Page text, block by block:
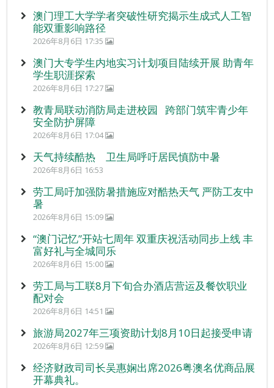
澳门理工大学学者突破性研究揭示生成式人工智
能双重影响路径
2026年8月6日 17:35
澳门大专学生内地实习计划项目陆续开展 助青年
学生职涯探索
2026年8月6日 17:27
教青局联动消防局走进校园 跨部门筑牢青少年
安全防护屏障
2026年8月6日 17:04
天气持续酷热 卫生局呼吁居民慎防中暑
2026年8月6日 16:53
劳工局吁加强防暑措施应对酷热天气 严防工友中
暑
2026年8月6日 15:09
“澳门记忆”开站七周年 双重庆祝活动同步上线 丰
富好礼与全城同乐
2026年8月6日 15:00
劳工局与工联8月下旬合办酒店营运及餐饮职业
配对会
2026年8月6日 14:51
旅游局2027年三项资助计划8月10日起接受申请
2026年8月6日 12:59
经济财政司司长吴惠娴出席2026粤澳名优商品展
开幕典礼。